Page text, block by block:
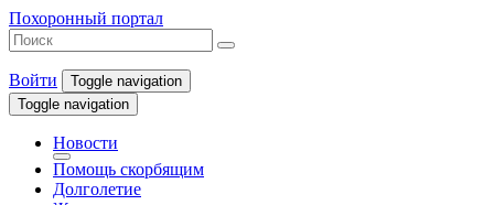
Похоронный портал
Войти
Toggle navigation
Toggle navigation
Новости
Помощь скорбящим
Долголетие